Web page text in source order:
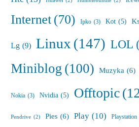
Internet(70) Ipko (3) Kot (5)
Lg (9) Linux(147) LOL
Miniblog (100) Muzyka (6)
Nokia (3) Nvidia (5) Offtopic
Pendrive (2) Pies (6) Play (10) Playstation